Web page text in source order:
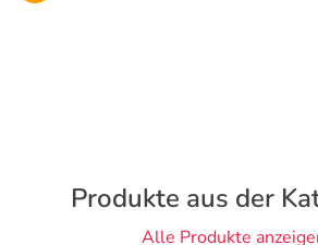
Produkte aus der
Alle Produkte